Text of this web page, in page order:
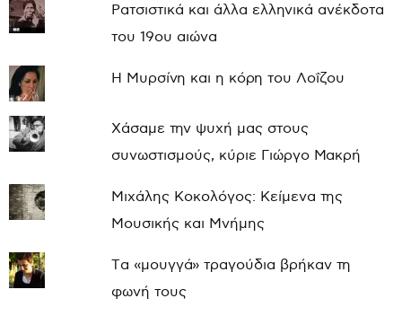
Ρατσιστικά και άλλα ελληνικά ανέκδοτα
του 19ου αιώνα
Η Μυρσίνη και η κόρη του Λοΐζου
Χάσαμε την ψυχή μας στους
συνωστισμούς, κύριε Γιώργο Μακρή
Μιχάλης Κοκολόγος: Κείμενα της
Μουσικής και Μνήμης
Τα «μουγγά» τραγούδια βρήκαν τη
φωνή τους